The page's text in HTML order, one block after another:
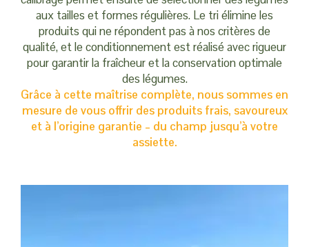
aux tailles et formes régulières. Le tri élimine les
produits qui ne répondent pas à nos critères de
qualité, et le conditionnement est réalisé avec rigueur
pour garantir la fraîcheur et la conservation optimale
des légumes.
Grâce à cette maîtrise complète, nous sommes en
mesure de vous offrir des produits frais, savoureux
et à l’origine garantie – du champ jusqu’à votre
assiette.